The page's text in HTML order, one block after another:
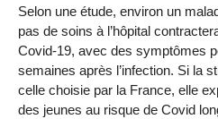
Selon une étude, environ un
pas de soins à l’hôpital
Covid-19, avec des symptômes
semaines après l’infection. Si la
celle choisie par la France, elle
des jeunes au risque de Covid